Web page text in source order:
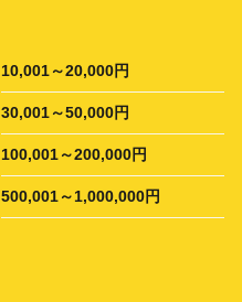
10,001～20,000円
30,001～50,000円
100,001～200,000円
500,001～1,000,000円